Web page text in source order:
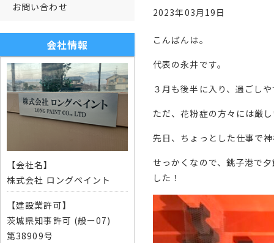
2023年03月19日
こんばんは。
代表の永井です。
３月も後半に入り、過ごし
ただ、花粉症の方々には厳
先日、ちょっとした仕事で
せっかくなので、銚子港で
した！
お問い合わせ
会社情報
【会社名】
株式会社 ロングペイント
【建設業許可】
茨城県知事許可 (般ー07)
第38909号